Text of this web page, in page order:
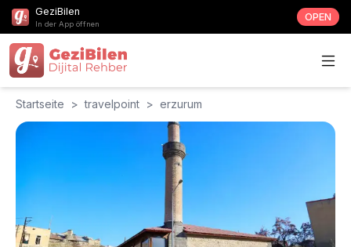
GeziBilen
In der App öffnen
OPEN
Startseite > travelpoint > erzurum